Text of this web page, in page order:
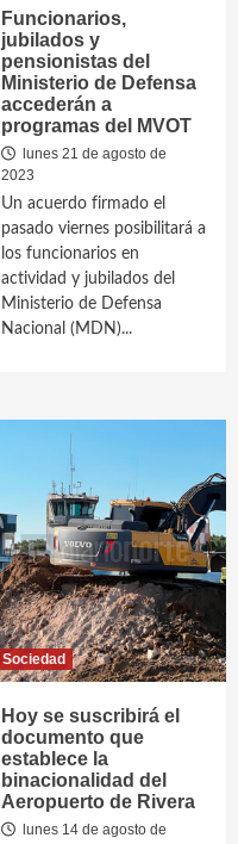
Funcionarios,
jubilados y
pensionistas del
Ministerio de Defensa
accederán a
programas del MVOT
lunes 21 de agosto de
2023
Un acuerdo firmado el
pasado viernes posibilitará a
los funcionarios en
actividad y jubilados del
Ministerio de Defensa
Nacional (MDN)...
Sociedad
Hoy se suscribirá el
documento que
establece la
binacionalidad del
Aeropuerto de Rivera
lunes 14 de agosto de